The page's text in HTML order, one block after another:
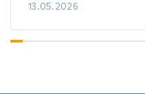
13.05.2026